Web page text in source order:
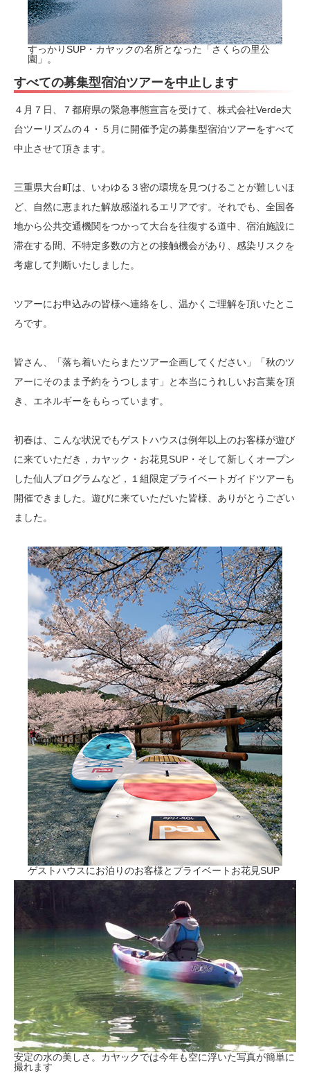
すっかりSUP・カヤックの名所となった「さくらの里公
園」。
すべての募集型宿泊ツアーを中止します
４月７日、７都府県の緊急事態宣言を受けて、株式会社Verde大
台ツーリズムの４・５月に開催予定の募集型宿泊ツアーをすべて
中止させて頂きます。
三重県大台町は、いわゆる３密の環境を見つけることが難しいほ
ど、自然に恵まれた解放感溢れるエリアです。それでも、全国各
地から公共交通機関をつかって大台を往復する道中、宿泊施設に
滞在する間、不特定多数の方との接触機会があり、感染リスクを
考慮して判断いたしました。
ツアーにお申込みの皆様へ連絡をし、温かくご理解を頂いたとこ
ろです。
皆さん、「落ち着いたらまたツアー企画してください」「秋のツ
アーにそのまま予約をうつします」と本当にうれしいお言葉を頂
き、エネルギーをもらっています。
初春は、こんな状況でもゲストハウスは例年以上のお客様が遊び
に来ていただき，カヤック・お花見SUP・そして新しくオープン
した仙人プログラムなど，１組限定プライベートガイドツアーも
開催できました。遊びに来ていただいた皆様、ありがとうござい
ました。
ゲストハウスにお泊りのお客様とプライベートお花見SUP
安定の水の美しさ。カヤックでは今年も空に浮いた写真が簡単に
撮れます